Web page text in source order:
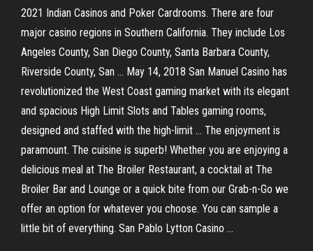
2021 Indian Casinos and Poker Cardrooms. There are four
major casino regions in Southern California. They include Los
Angeles County, San Diego County, Santa Barbara County,
Riverside County, San … May 14, 2018 San Manuel Casino has
revolutionized the West Coast gaming market with its elegant
and spacious High Limit Slots and Tables gaming rooms,
designed and staffed with the high-limit … The enjoyment is
paramount. The cuisine is superb! Whether you are enjoying a
delicious meal at The Broiler Restaurant, a cocktail at The
Broiler Bar and Lounge or a quick bite from our Grab-n-Go we
offer an option for whatever you choose. You can sample a
little bit of everything. San Pablo Lytton Casino …